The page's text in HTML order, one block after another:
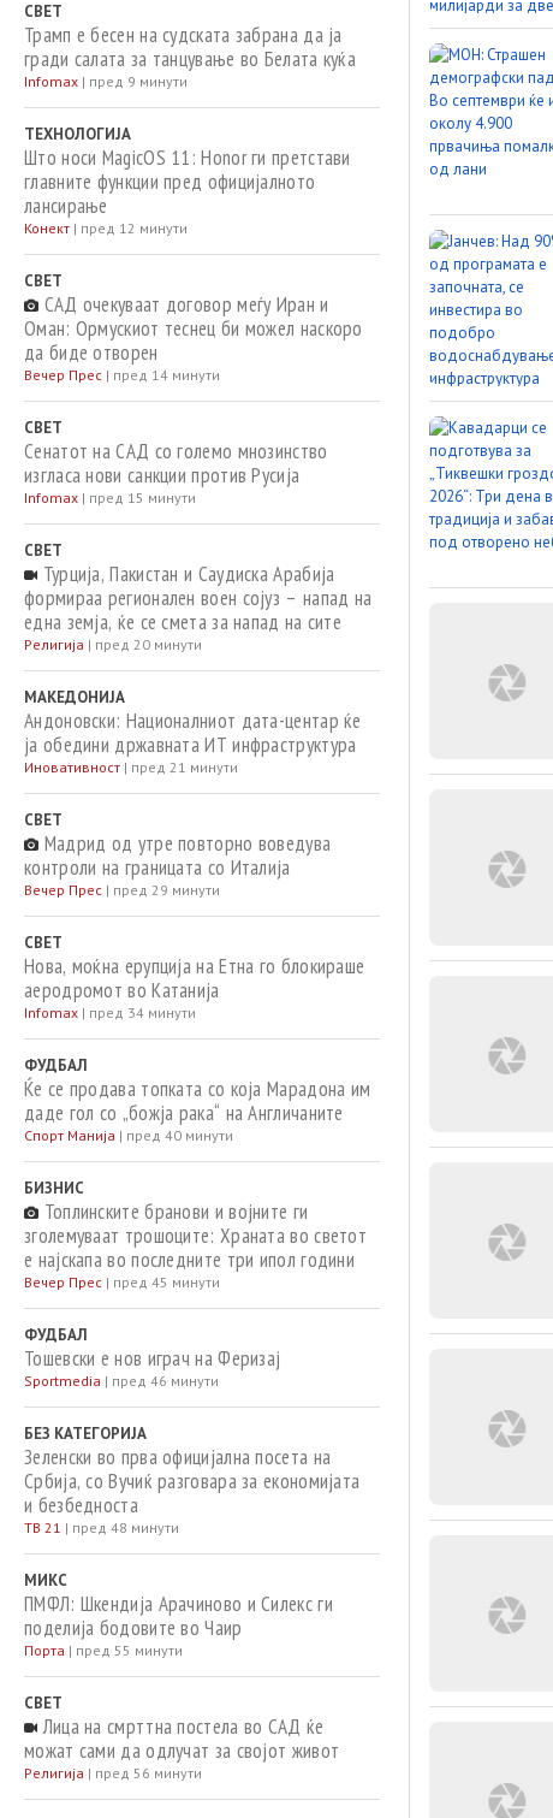
СВЕТ
Трамп е бесен на судската забрана да ја
гради салата за танцување во Белата куќа
Infomax | пред 9 минути
ТЕХНОЛОГИЈА
Што носи MagicOS 11: Honor ги претстави
главните функции пред официјалното
лансирање
Конект | пред 12 минути
СВЕТ
САД очекуваат договор меѓу Иран и
Оман: Ормускиот теснец би можел наскоро
да биде отворен
Вечер Прес | пред 14 минути
СВЕТ
Сенатот на САД со големо мнозинство
изгласа нови санкции против Русија
Infomax | пред 15 минути
СВЕТ
Турција, Пакистан и Саудиска Арабија
формираа регионален воен сојуз – напад на
една земја, ќе се смета за напад на сите
Религија | пред 20 минути
МАКЕДОНИЈА
Андоновски: Националниот дата-центар ќе
ја обедини државната ИТ инфраструктура
Иновативност | пред 21 минути
СВЕТ
Мадрид од утре повторно воведува
контроли на границата со Италија
Вечер Прес | пред 29 минути
СВЕТ
Нова, моќна ерупција на Етна го блокираше
аеродромот во Катанија
Infomax | пред 34 минути
ФУДБАЛ
Ќе се продава топката со која Марадона им
даде гол со „божја рака“ на Англичаните
Спорт Манија | пред 40 минути
БИЗНИС
Топлинските бранови и војните ги
зголемуваат трошоците: Храната во светот
е најскапа во последните три ипол години
Вечер Прес | пред 45 минути
ФУДБАЛ
Тошевски е нов играч на Феризај
Sportmedia | пред 46 минути
БЕЗ КАТЕГОРИЈА
Зеленски во прва официјална посета на
Србија, со Вучиќ разговара за економијата
и безбедноста
ТВ 21 | пред 48 минути
МИКС
ПМФЛ: Шкендија Арачиново и Силекс ги
поделија бодовите во Чаир
Порта | пред 55 минути
СВЕТ
Лица на смрттна постела во САД ќе
можат сами да одлучат за својот живот
Религија | пред 56 минути